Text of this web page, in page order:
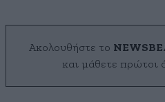
Ακολουθήστε το
και μάθετε πρώτοι